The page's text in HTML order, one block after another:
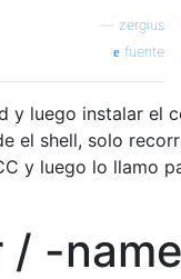
zergius
fuente
y luego instalar el
el shell, solo
y luego lo llamo
/ -